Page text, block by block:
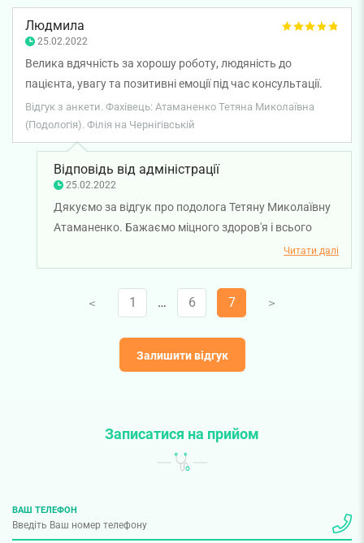
Людмила
25.02.2022
Велика вдячність за хорошу роботу, людяність до
пацієнта, увагу та позитивні емоції під час консультації.
Відгук з анкети. Фахівець: Атаманенко Тетяна Миколаївна
(Подологія). Філія на Чернігівській
Відповідь від адміністрації
25.02.2022
Дякуємо за відгук про подолога Тетяну Миколаївну
Атаманенко. Бажаємо міцного здоров'я і всього
Читати далі
V 1 … 6 7 V
Залишити відгук
Записатися на прийом
ВАШ ТЕЛЕФОН